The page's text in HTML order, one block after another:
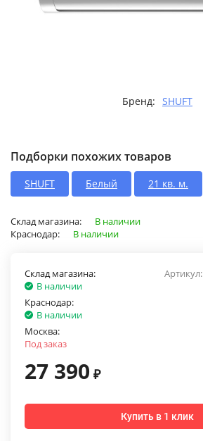
Бренд: SHUFT
Подборки похожих товаров
SHUFT Белый 21 кв. м.
Склад магазина:
В наличии
Краснодар:
В наличии
Артикул:
Склад магазина:
В наличии
Краснодар:
В наличии
Москва:
Под заказ
27 390 ₽
Купить в 1 клик